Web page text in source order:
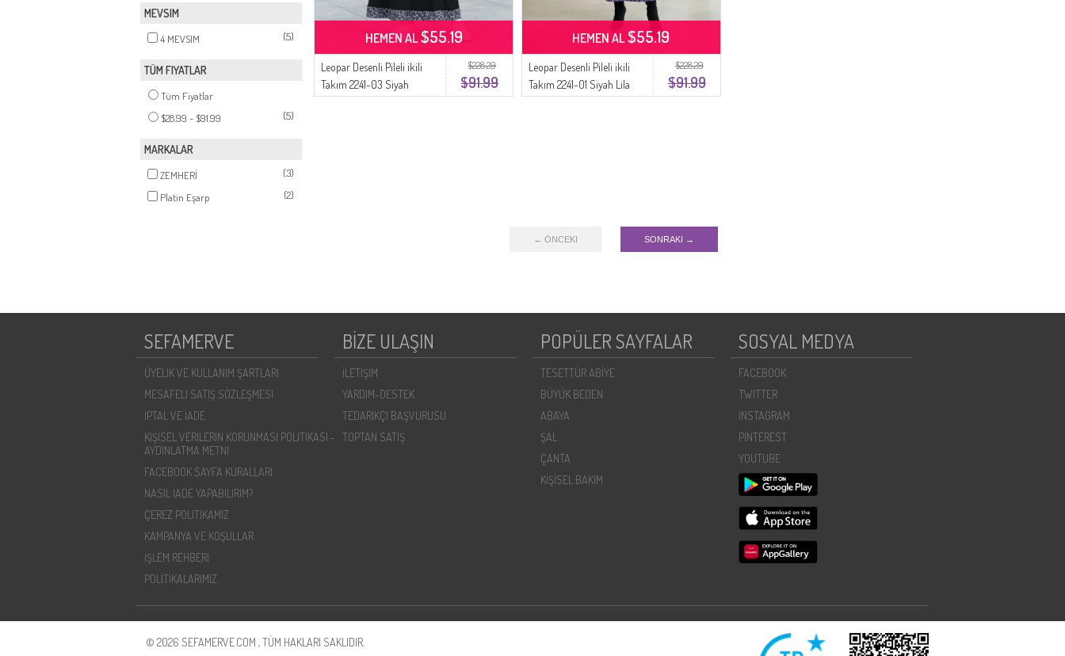
MEVSIM
4 MEVSIM (5)
TÜM FIYATLAR
Tüm Fiyatlar
$28.99 - $91.99
(5)
MARKALAR
ZEMHERİ
(3)
Platin Eşarp
(2)
$228.29
$91.99
Leopar Desenli Pileli ikili
Takım 2241-03 Siyah
HEMEN AL$55.19
$228.29
$91.99
Leopar Desenli Pileli ikili
Takım 2241-01 Siyah Lila
HEMEN AL$55.19
← ÖNCEKI SONRAKI →
SEFAMERVE
ÜYELIK VE KULLANIM ŞARTLARI
MESAFELI SATIŞ SÖZLEŞMESI
İPTAL VE İADE
KIŞISEL VERILERIN KORUNMASI POLITIKASI -
AYDINLATMA METNI
FACEBOOK SAYFA KURALLARI
NASIL İADE YAPABILIRIM?
ÇEREZ POLITIKAMIZ
KAMPANYA VE KOŞULLAR
İŞLEM REHBERI
POLİTİKALARIMIZ
BİZE ULAŞIN
İLETIŞIM
YARDIM-DESTEK
TEDARIKÇI BAŞVURUSU
TOPTAN SATIŞ
POPÜLER SAYFALAR
TESETTÜR ABİYE
BÜYÜK BEDEN
ABAYA
ŞAL
ÇANTA
KİŞİSEL BAKIM
SOSYAL MEDYA
FACEBOOK
TWITTER
INSTAGRAM
PINTEREST
YOUTUBE
© 2026 SEFAMERVE.COM , TÜM HAKLARI SAKLIDIR.